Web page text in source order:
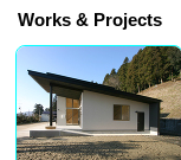
Works & Projects